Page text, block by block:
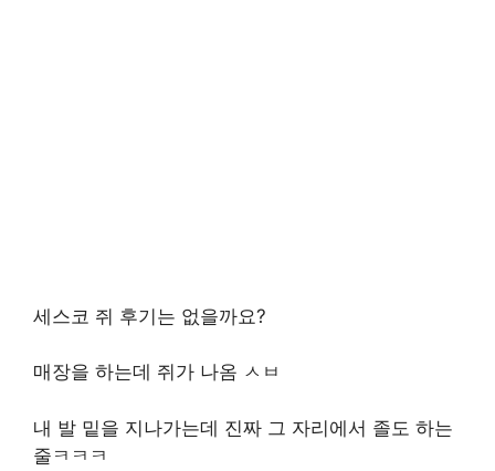
세스코 쥐 후기는 없을까요?
매장을 하는데 쥐가 나옴 ㅅㅂ
내 발 밑을 지나가는데 진짜 그 자리에서 졸도 하는
줄ㅋㅋㅋ